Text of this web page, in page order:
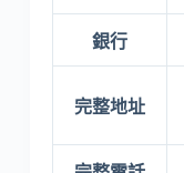
銀行
完整地址